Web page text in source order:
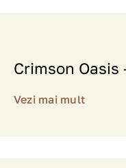
Crimson Oasis
Vezi mai mult